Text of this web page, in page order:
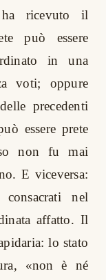
ricevuto il
può essere
in una
voti; oppure
precedenti
essere prete
non fu mai
E viceversa:
nel
affatto. Il
lo stato
«non è né